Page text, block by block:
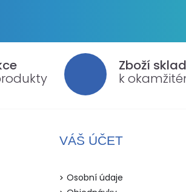
Zboží
k
VÁŠ ÚČET
Osobní údaje